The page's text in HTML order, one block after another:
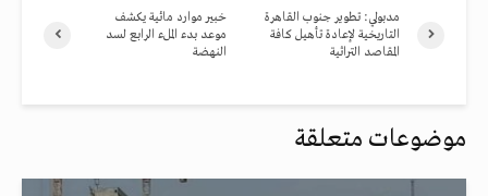
خبير موارد مائية يكشف
موعد بدء الملء الرابع لسد
النهضة
مدبولي: تطوير جنوب القاهرة
التاريخية لإعادة تأهيل كافة
المقاصد التراثية
موضوعات متعلقة